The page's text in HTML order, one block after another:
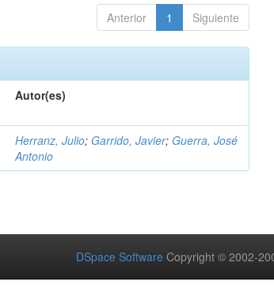
Anterior 1 Siguiente
Autor(es)
Herranz, Julio; Garrido, Javier; Guerra, José
Antonio
DSpace Software Copyright © 2002-